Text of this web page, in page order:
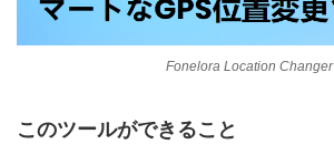
Fonelora Location Changer
このツールができること